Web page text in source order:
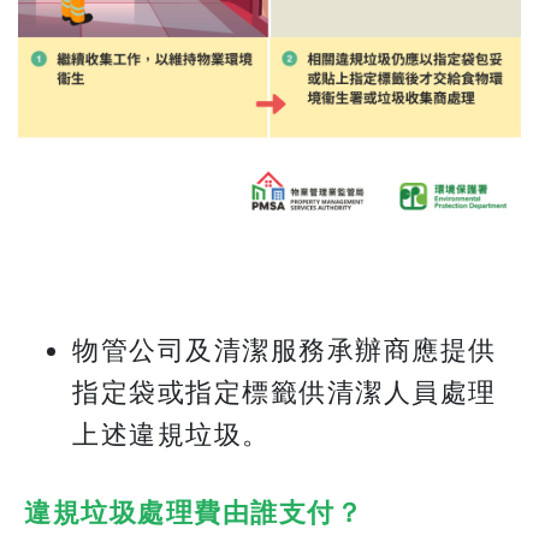
物管公司及清潔服務承辦商應提供
指定袋或指定標籤供清潔人員處理
上述違規垃圾。
違規垃圾處理費由誰支付？